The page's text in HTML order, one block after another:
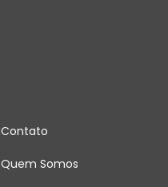
Contato
Quem Somos